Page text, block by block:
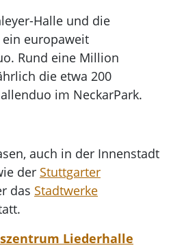
Halle und die
europaweit
Rund eine Million
die etwa 200
im NeckarPark.
auch in der Innenstadt
der Stuttgarter
das Stadtwerke
Liederhalle